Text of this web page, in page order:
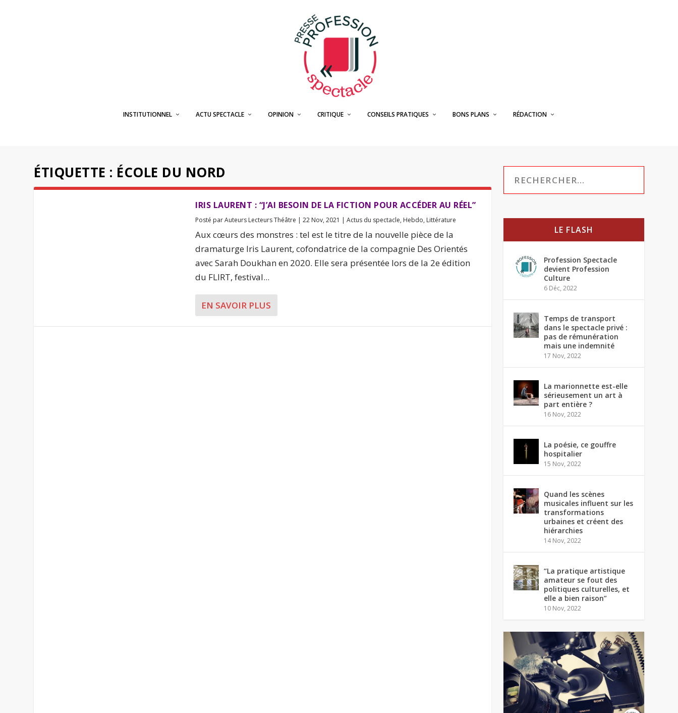
INSTITUTIONNEL ACTU SPECTACLE OPINION CRITIQUE CONSEILS PRATIQUES BONS PLANS RÉDACTION
ÉTIQUETTE : ÉCOLE DU NORD
IRIS LAURENT : “J’AI BESOIN DE LA FICTION POUR ACCÉDER AU RÉEL”
Posté parAuteurs Lecteurs Théâtre |22 Nov, 2021 |Actus du spectacle, Hebdo, Littérature
Aux cœurs des monstres : tel est le titre de la nouvelle pièce de la
dramaturge Iris Laurent, cofondatrice de la compagnie Des Orientés
avec Sarah Doukhan en 2020. Elle sera présentée lors de la 2e édition
du FLIRT, festival...
EN SAVOIR PLUS
LE FLASH
Profession Spectacle
devient Profession
Culture
6 Déc, 2022
Temps de transport
dans le spectacle privé :
pas de rémunération
mais une indemnité
17 Nov, 2022
La marionnette est-elle
sérieusement un art à
part entière ?
16 Nov, 2022
La poésie, ce gouffre
hospitalier
15 Nov, 2022
Quand les scènes
musicales influent sur les
transformations
urbaines et créent des
hiérarchies
14 Nov, 2022
“La pratique artistique
amateur se fout des
politiques culturelles, et
elle a bien raison”
10 Nov, 2022